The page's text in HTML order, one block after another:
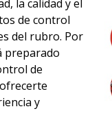
la calidad y el
de control
del rubro. Por
preparado
de
y